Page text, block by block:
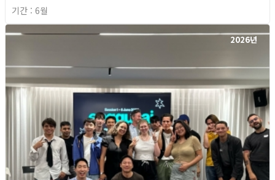
기간 : 6월
2026년